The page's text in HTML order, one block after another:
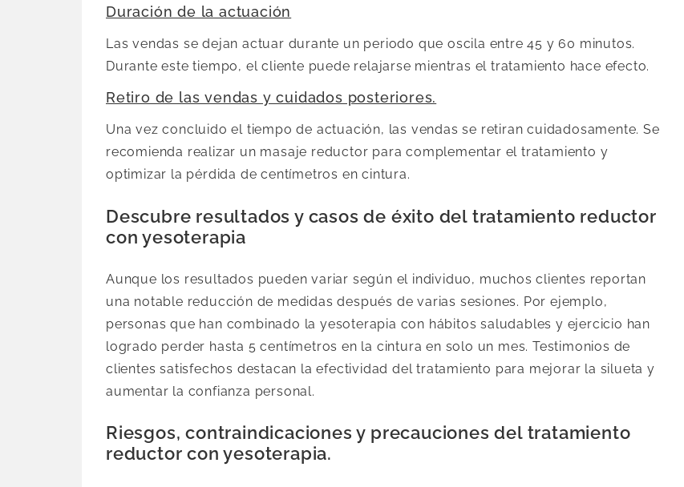
Duración de la actuación
Las vendas se dejan actuar durante un periodo que oscila entre 45 y 60 minutos.
Durante este tiempo, el cliente puede relajarse mientras el tratamiento hace efecto.
Retiro de las vendas y cuidados posteriores.
Una vez concluido el tiempo de actuación, las vendas se retiran cuidadosamente. Se
recomienda realizar un masaje reductor para complementar el tratamiento y
optimizar la pérdida de centímetros en cintura.
Descubre resultados y casos de éxito del tratamiento reductor
con yesoterapia
Aunque los resultados pueden variar según el individuo, muchos clientes reportan
una notable reducción de medidas después de varias sesiones. Por ejemplo,
personas que han combinado la yesoterapia con hábitos saludables y ejercicio han
logrado perder hasta 5 centímetros en la cintura en solo un mes. Testimonios de
clientes satisfechos destacan la efectividad del tratamiento para mejorar la silueta y
aumentar la confianza personal.
Riesgos, contraindicaciones y precauciones del tratamiento
reductor con yesoterapia.